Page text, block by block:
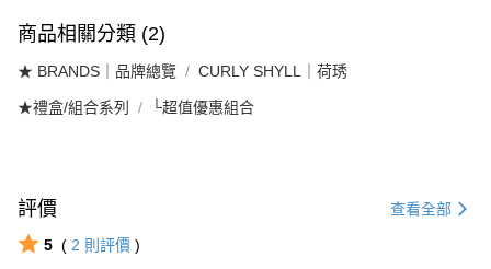
商品相關分類 (2)
★ BRANDS｜品牌總覽 CURLY SHYLL｜荷琇
★禮盒/組合系列 └超值優惠組合
評價 查看全部
5 ( 2 則評價 )